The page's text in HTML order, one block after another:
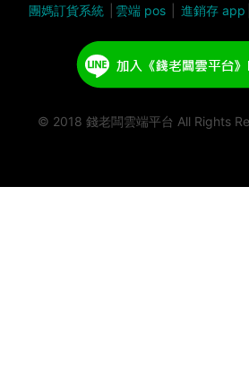
團媽訂貨系統
雲端 pos 進銷存 app
© 2018 錢老闆雲端平台 All Rights